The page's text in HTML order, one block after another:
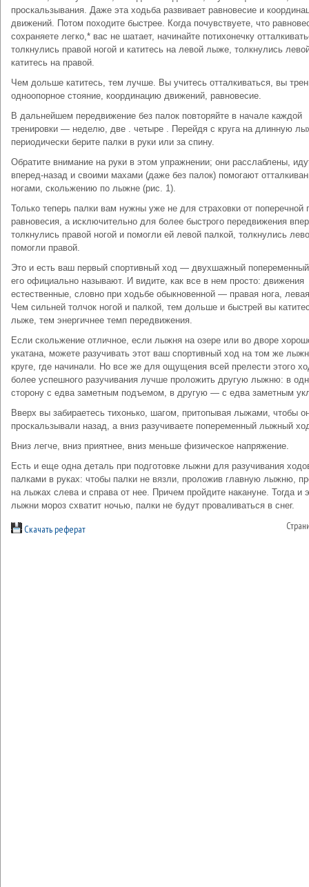
проскальзывания. Даже эта ходьба развивает равновесие и
движений. Потом походите быстрее. Когда почувствуете, что
сохра­няете легко,* вас не шатает, начинайте потихонечку
толкнулись правой ногой и катитесь на левой лыже, толкнулись
катитесь на правой.
Чем дольше катитесь, тем лучше. Вы учитесь отталкиваться, вы
одноопорное стояние, координацию движений, равновесие.
В дальнейшем передвижение без палок повторяйте в начале каждой
тренировки — неделю, две . четыре . Перейдя с круга на длинную
периодически берите палки в руки или за спину.
Обратите внимание на руки в этом упражнении; они расслаблены,
вперед-назад и своими махами (даже без палок) помогают
ногами, скольжению по лыжне (рис. 1).
Только теперь палки вам нужны уже не для страховки от поперечной
равновесия, а исключительно для более быстрого передвижения
толкнулись правой ногой и помогли ей левой палкой, толкнулись
помогли правой.
Это и есть ваш первый спортивный ход — двухшажный
его официально называют. И видите, как все в нем просто: движения
естественные, словно при ходьбе обыкновенной — правая нога,
Чем сильней толчок ногой и палкой, тем дольше и быстрей вы
лыже, тем энергичнее темп передвижения.
Если скольжение отличное, если лыжня на озере или во дворе
укатана, можете разучивать этот ваш спортивный ход на том же
круге, где начинали. Но все же для ощущения всей прелести этого
более успешного разучивания лучше проложить другую лыжню: в
сторону с едва заметным подъемом, в другую — с едва заметным
Вверх вы забираетесь тихонько, шагом, притопывая лыжами, чтобы
проскальзывали назад, а вниз разучиваете попеременный лыжный
Вниз легче, вниз приятнее, вниз меньше физическое напряжение.
Есть и еще одна деталь при подготовке лыжни для разучивания
палками в руках: чтобы палки не вязли, про­ложив главную лыжню,
на лыжах слева и справа от нее. Причем пройдите накануне. Тогда и
лыжни мороз схватит ночью, палки не будут проваливаться в снег.
Скачать реферат